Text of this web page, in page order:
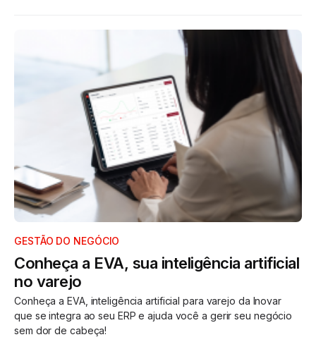
GESTÃO DO NEGÓCIO
Conheça a EVA, sua inteligência artificial
no varejo
Conheça a EVA, inteligência artificial para varejo da Inovar
que se integra ao seu ERP e ajuda você a gerir seu negócio
sem dor de cabeça!